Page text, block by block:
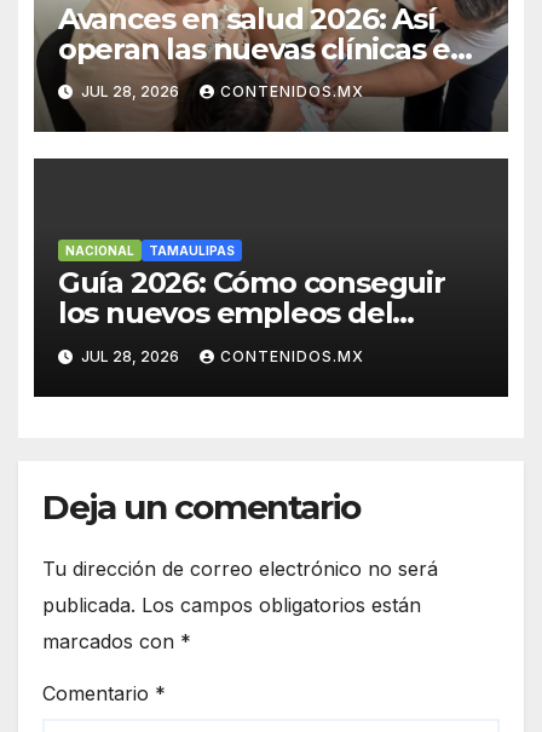
Avances en salud 2026: Así
operan las nuevas clínicas en
el Noreste
JUL 28, 2026 CONTENIDOS.MX
NACIONAL TAMAULIPAS
Guía 2026: Cómo conseguir
los nuevos empleos del
Nearshoring en el Noreste
JUL 28, 2026 CONTENIDOS.MX
Deja un comentario
Tu dirección de correo electrónico no será
publicada. Los campos obligatorios están
marcados con *
Comentario *